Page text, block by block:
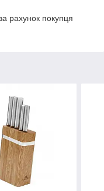
рахунок покупця